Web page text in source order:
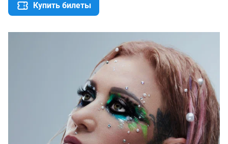
Купить билеты